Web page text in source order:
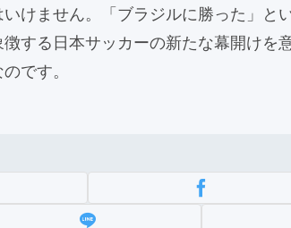
けません。「ブラジルに勝った」と
する日本サッカーの新たな幕開けを
です。